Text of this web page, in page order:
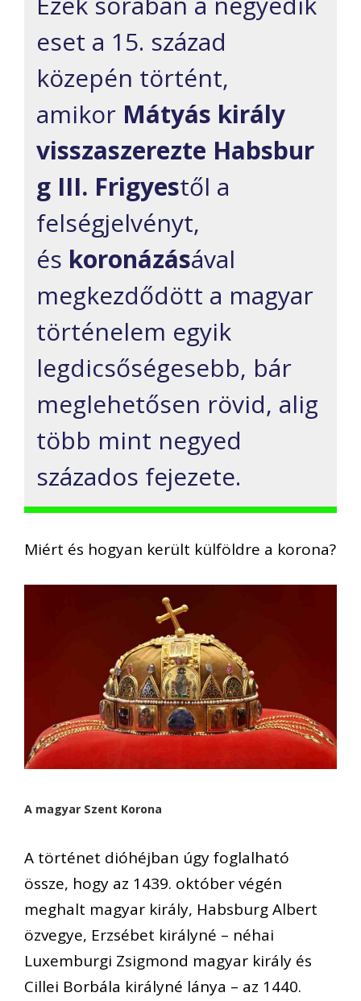
eset a 15. század
közepén történt,
amikor Mátyás király
visszaszerezte Habsbur
g III. Frigyestől a
felségjelvényt,
és koronázásával
megkezdődött a magyar
történelem egyik
legdicsőségesebb, bár
meglehetősen rövid, alig
több mint negyed
százados fejezete.
Miért és hogyan került külföldre a korona?
A magyar Szent Korona
A történet dióhéjban úgy foglalható
össze, hogy az 1439. október végén
meghalt magyar király, Habsburg Albert
özvegye, Erzsébet királyné – néhai
Luxemburgi Zsigmond magyar király és
Cillei Borbála királyné lánya – az 1440.